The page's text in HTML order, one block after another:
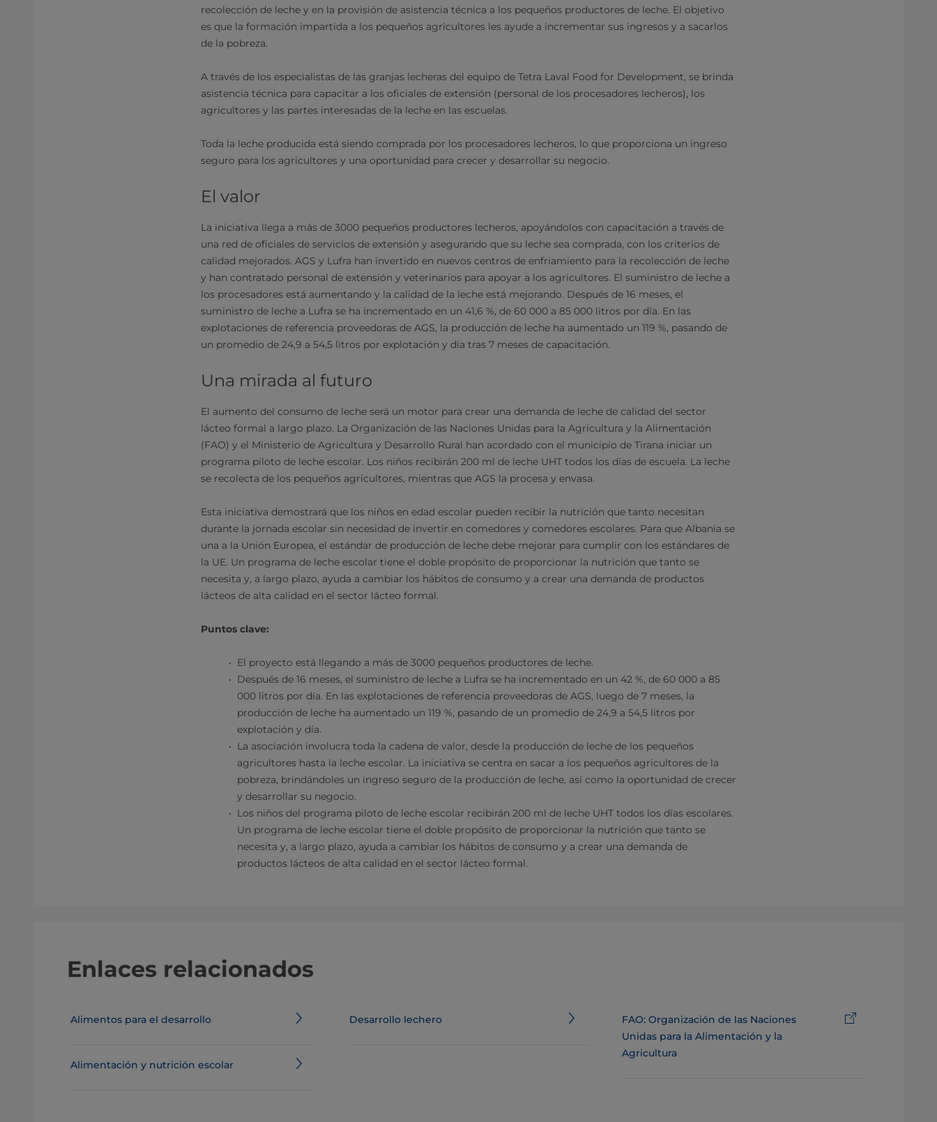
recolección de leche y en la provisión de asistencia técnica a los pequeños productores de leche. El objetivo
es que la formación impartida a los pequeños agricultores les ayude a incrementar sus ingresos y a sacarlos
de la pobreza.
A través de los especialistas de las granjas lecheras del equipo de Tetra Laval Food for Development, se brinda
asistencia técnica para capacitar a los oficiales de extensión (personal de los procesadores lecheros), los
agricultores y las partes interesadas de la leche en las escuelas.
Toda la leche producida está siendo comprada por los procesadores lecheros, lo que proporciona un ingreso
seguro para los agricultores y una oportunidad para crecer y desarrollar su negocio.
El valor
La iniciativa llega a más de 3000 pequeños productores lecheros, apoyándolos con capacitación a través de
una red de oficiales de servicios de extensión y asegurando que su leche sea comprada, con los criterios de
calidad mejorados. AGS y Lufra han invertido en nuevos centros de enfriamiento para la recolección de leche
y han contratado personal de extensión y veterinarios para apoyar a los agricultores. El suministro de leche a
los procesadores está aumentando y la calidad de la leche está mejorando. Después de 16 meses, el
suministro de leche a Lufra se ha incrementado en un 41,6 %, de 60 000 a 85 000 litros por día. En las
explotaciones de referencia proveedoras de AGS, la producción de leche ha aumentado un 119 %, pasando de
un promedio de 24,9 a 54,5 litros por explotación y día tras 7 meses de capacitación.
Una mirada al futuro
El aumento del consumo de leche será un motor para crear una demanda de leche de calidad del sector
lácteo formal a largo plazo. La Organización de las Naciones Unidas para la Agricultura y la Alimentación
(FAO) y el Ministerio de Agricultura y Desarrollo Rural han acordado con el municipio de Tirana iniciar un
programa piloto de leche escolar. Los niños recibirán 200 ml de leche UHT todos los días de escuela. La leche
se recolecta de los pequeños agricultores, mientras que AGS la procesa y envasa.
Esta iniciativa demostrará que los niños en edad escolar pueden recibir la nutrición que tanto necesitan
durante la jornada escolar sin necesidad de invertir en comedores y comedores escolares. Para que Albania se
una a la Unión Europea, el estándar de producción de leche debe mejorar para cumplir con los estándares de
la UE. Un programa de leche escolar tiene el doble propósito de proporcionar la nutrición que tanto se
necesita y, a largo plazo, ayuda a cambiar los hábitos de consumo y a crear una demanda de productos
lácteos de alta calidad en el sector lácteo formal.
Puntos clave:
El proyecto está llegando a más de 3000 pequeños productores de leche.
Después de 16 meses, el suministro de leche a Lufra se ha incrementado en un 42 %, de 60 000 a 85
000 litros por día. En las explotaciones de referencia proveedoras de AGS, luego de 7 meses, la
producción de leche ha aumentado un 119 %, pasando de un promedio de 24,9 a 54,5 litros por
explotación y día.
La asociación involucra toda la cadena de valor, desde la producción de leche de los pequeños
agricultores hasta la leche escolar. La iniciativa se centra en sacar a los pequeños agricultores de la
pobreza, brindándoles un ingreso seguro de la producción de leche, así como la oportunidad de crecer
y desarrollar su negocio.
Los niños del programa piloto de leche escolar recibirán 200 ml de leche UHT todos los días escolares.
Un programa de leche escolar tiene el doble propósito de proporcionar la nutrición que tanto se
necesita y, a largo plazo, ayuda a cambiar los hábitos de consumo y a crear una demanda de
productos lácteos de alta calidad en el sector lácteo formal.
Enlaces relacionados
Alimentos para el desarrollo
Alimentación y nutrición escolar
Desarrollo lechero
FAO: Organización de las Naciones
Unidas para la Alimentación y la
Agricultura